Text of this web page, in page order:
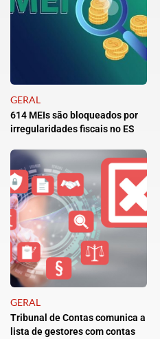
GERAL
614 MEIs são bloqueados por
irregularidades fiscais no ES
GERAL
Tribunal de Contas comunica a
lista de gestores com contas